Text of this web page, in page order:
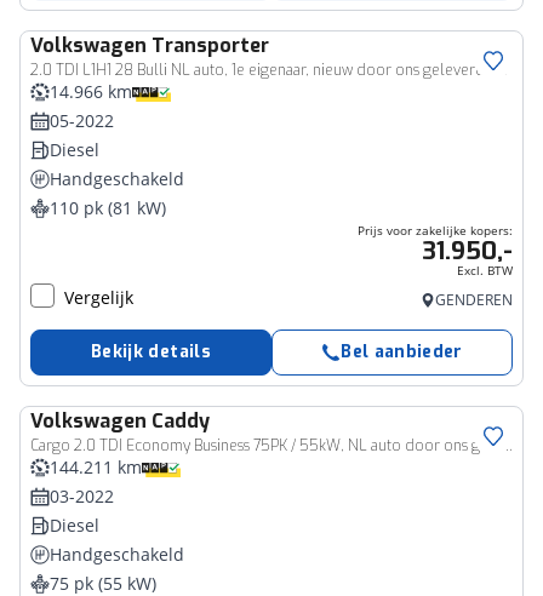
Volkswagen Transporter
2.0 TDI L1H1 28 Bulli NL auto, 1e eigenaar, nieuw door ons geleverd en onderhouden, BULLI Full LED, 17" LMV, digital cockpit pro, discover pro navigatie, Apple carplay & Android auto, stoelverwarming, camera, achterdeuren met wisser, adaptieve cruise control (acc), stoelverwarming, achteruitrijcamera, DAB+ etc.
Bedrijfswagen
14.966 km
05-2022
Diesel
Handgeschakeld
110 pk (81 kW)
Prijs voor zakelijke kopers:
31.950,-
Excl. BTW
Vergelijk GENDEREN
Bekijk details Bel aanbieder
Volkswagen Caddy
Cargo 2.0 TDI Economy Business 75PK / 55kW, NL auto door ons geleverd en onderhouden, trekhaak, parkeersensoren achter, radio, climatic airco, verstelbare buitenspiegels, schuifdeur rechts, achterdeuren met ruiten, laadvloer, scheidingswand etc.
Bedrijfswagen
144.211 km
03-2022
Diesel
Handgeschakeld
75 pk (55 kW)